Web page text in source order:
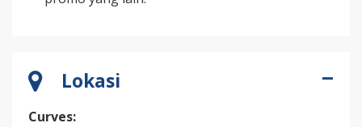
Lokasi
Curves: